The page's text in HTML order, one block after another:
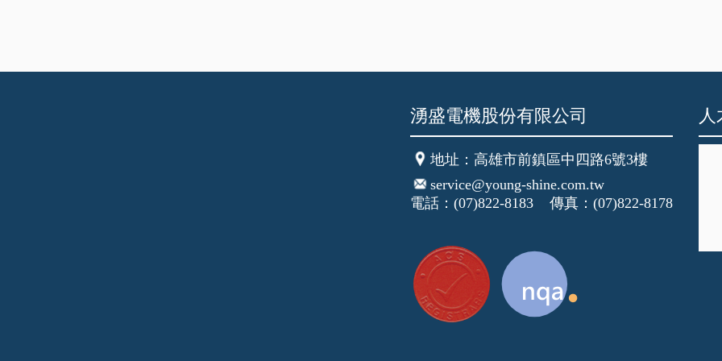
湧盛電機股份有限公司
地址 ：高雄市前鎮區中四路6號3樓
service@young-shine.com.tw
電話：(07)822-8183 傳真：(07)822-8178
人